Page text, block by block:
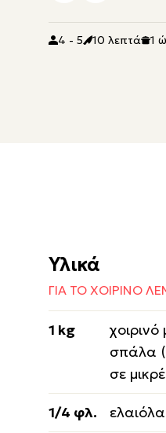
4 - 5 10 λεπτά 1
Υλικά
ΓΙΑ ΤΟ ΧΟΙΡΙΝΟ
1 kg
χοιρινό
σπάλα
σε
1/4 φλ.